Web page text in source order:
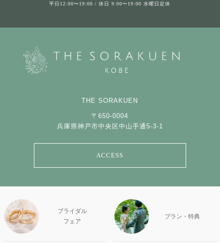
平日12:00〜19:00 / 休日 9:00〜19:00 水曜日定休
THE SORAKUEN
〒650-0004
兵庫県神戸市中央区中山手通5-3-1
ACCESS
ブライダル
フェア
プラン・特典